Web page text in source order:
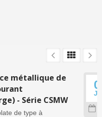
métallique de
- Série CSMW
de type à